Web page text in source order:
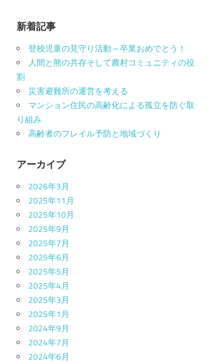
新着記事
登校児童の見守り活動～卒業おめでとう！
人間と熊の共存そして農村コミュニティの役
割
災害避難所の運営を考える
マンション住民の高齢化による孤立を防ぐ取
り組み
高齢者のフレイル予防と地域づくり
アーカイブ
2026年3月
2025年11月
2025年10月
2025年9月
2025年7月
2025年6月
2025年5月
2025年4月
2025年3月
2025年1月
2024年9月
2024年7月
2024年6月